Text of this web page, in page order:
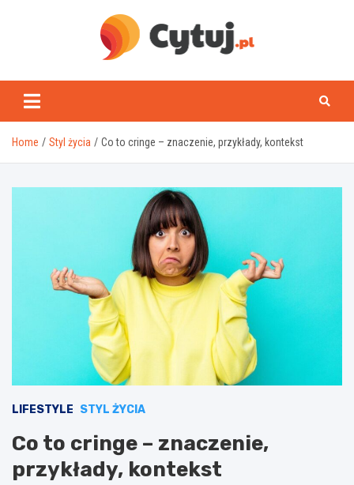
www.cytuj.pl
Home Styl życia Co to cringe – znaczenie, przykłady, kontekst
LIFESTYLE STYL ŻYCIA
Co to cringe – znaczenie,
przykłady, kontekst